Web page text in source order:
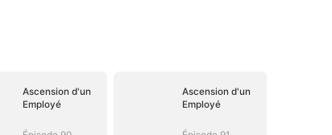
Ascension d'un
Employé
Ascension d'un
Employé